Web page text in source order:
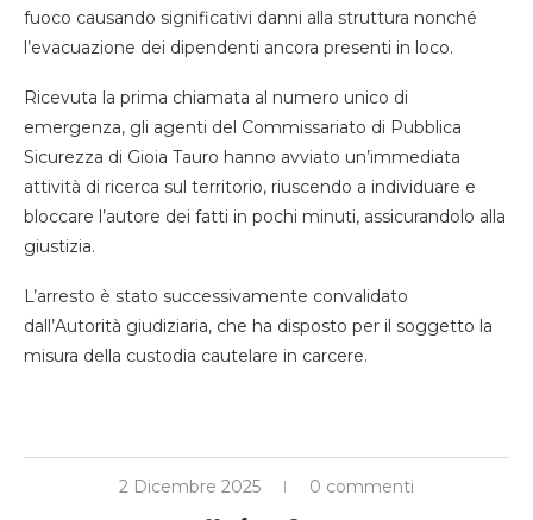
fuoco causando significativi danni alla struttura nonché
l’evacuazione dei dipendenti ancora presenti in loco.
Ricevuta la prima chiamata al numero unico di
emergenza, gli agenti del Commissariato di Pubblica
Sicurezza di Gioia Tauro hanno avviato un’immediata
attività di ricerca sul territorio, riuscendo a individuare e
bloccare l’autore dei fatti in pochi minuti, assicurandolo alla
giustizia.
L’arresto è stato successivamente convalidato
dall’Autorità giudiziaria, che ha disposto per il soggetto la
misura della custodia cautelare in carcere.
2 Dicembre 2025 0 commenti